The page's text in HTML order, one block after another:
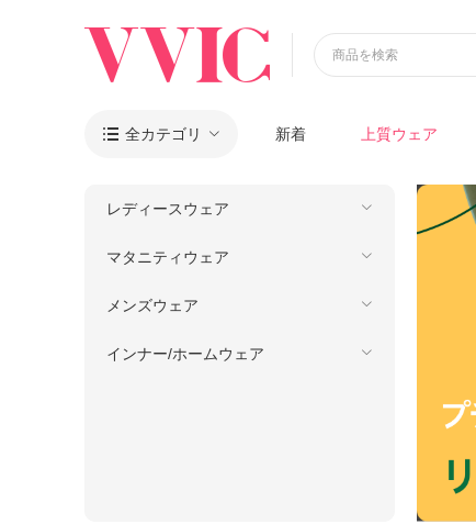
商品を検索
 全カテゴリ 新着 上質ウェア
レディースウェア
マタニティウェア
メンズウェア
インナー/ホームウェア